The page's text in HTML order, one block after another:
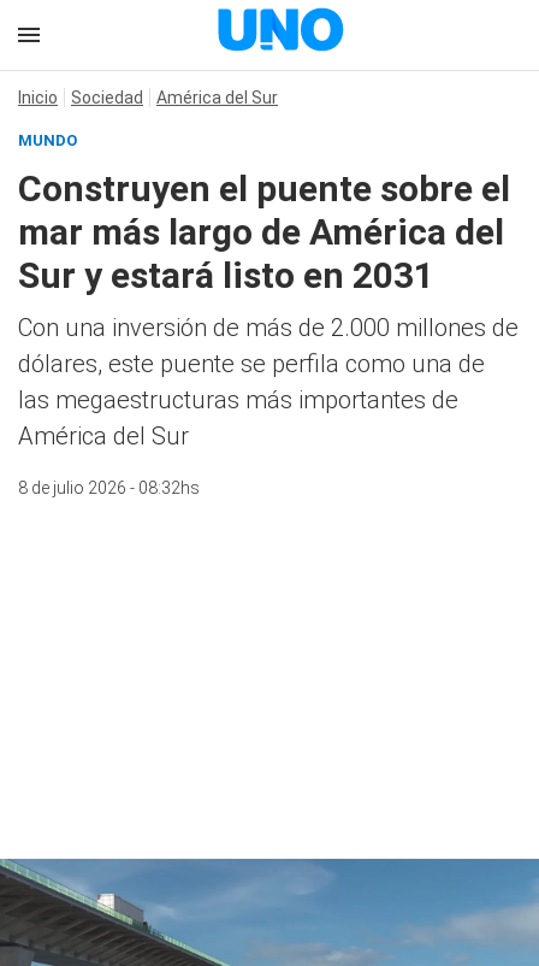
Inicio Sociedad América del Sur
MUNDO
Construyen el puente sobre el
mar más largo de América del
Sur y estará listo en 2031
Con una inversión de más de 2.000 millones de
dólares, este puente se perfila como una de
las megaestructuras más importantes de
América del Sur
8 de julio 2026 - 08:32hs